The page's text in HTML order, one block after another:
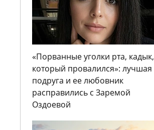
«Порванные уголки рта, кадык,
который провалился»: лучшая
подруга и ее любовник
расправились с Заремой
Оздоевой